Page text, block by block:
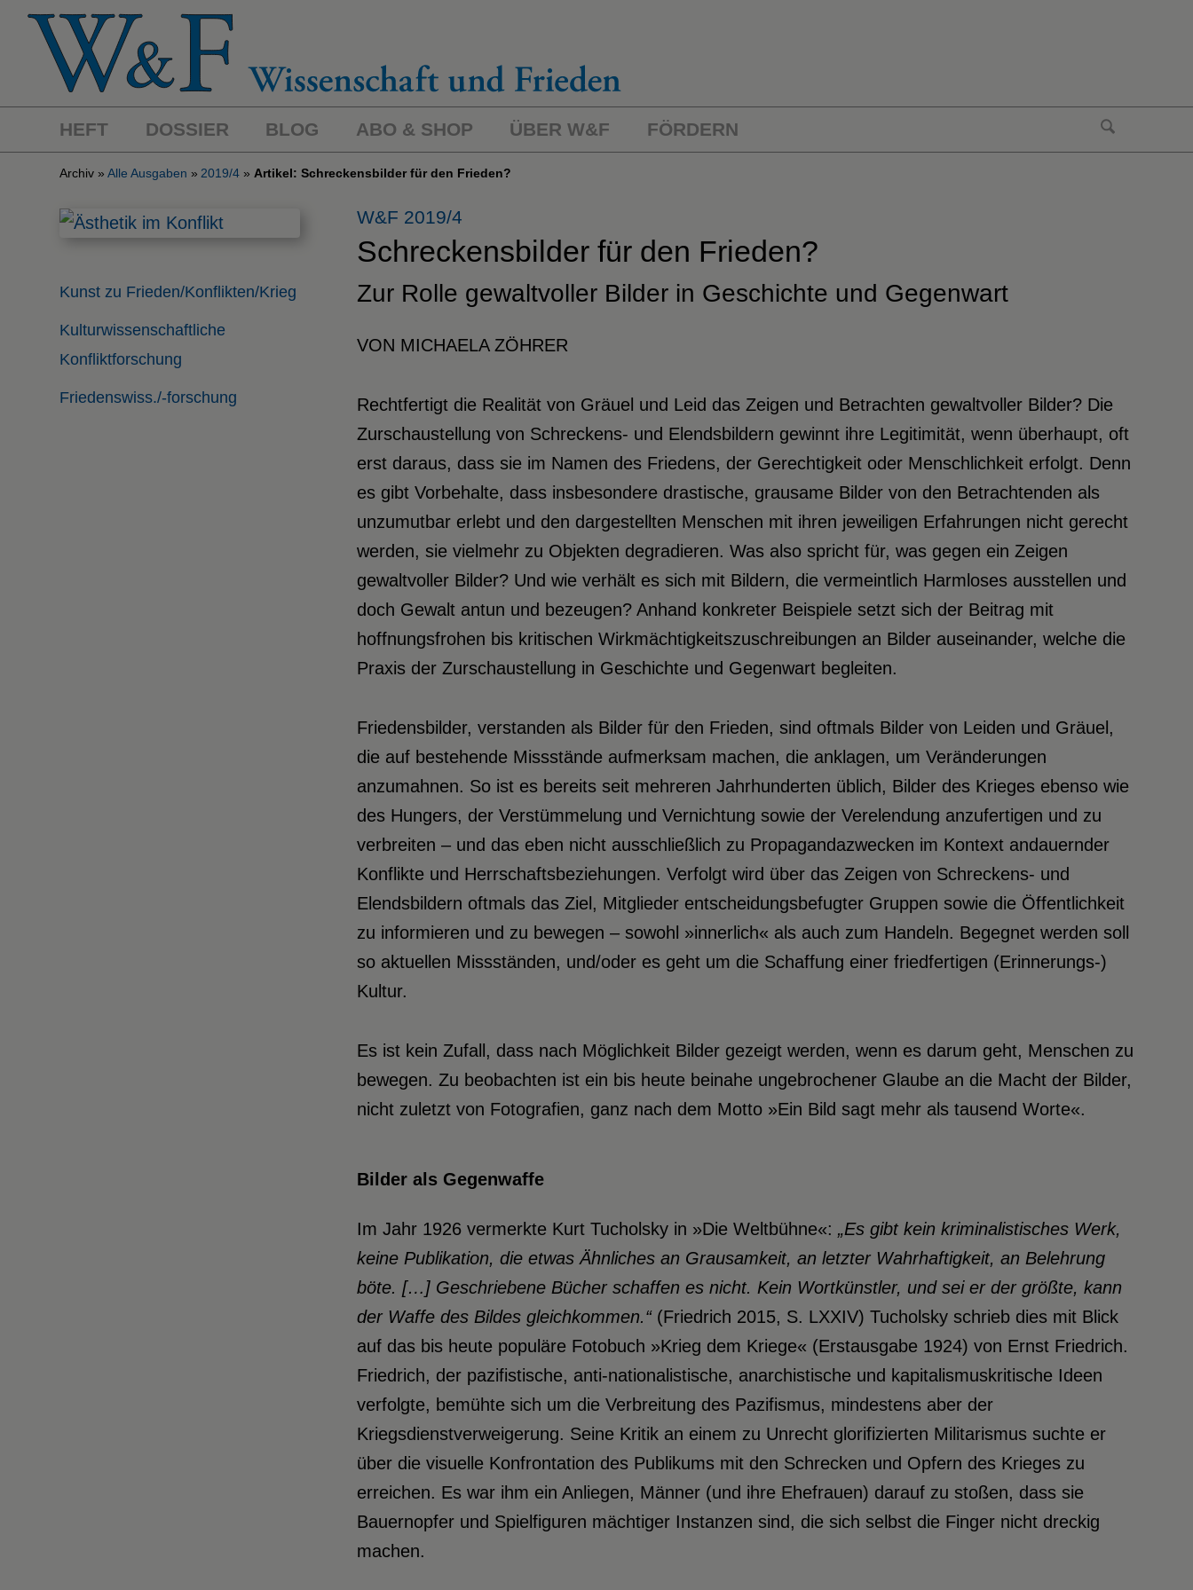
HEFT DOSSIER BLOG ABO & SHOP ÜBER W&F FÖRDERN
Archiv Alle Ausgaben 2019/4 Artikel: Schreckensbilder für den Frieden?
Friedenswiss./-forschung
Kulturwissenschaftliche
Konfliktforschung
Kunst zu Frieden/Konflikten/Krieg
W&F 2019/4
Schreckensbilder für den Frieden?
Zur Rolle gewaltvoller Bilder in Geschichte und Gegenwart
VON MICHAELA ZÖHRER
Rechtfertigt die Realität von Gräuel und Leid das Zeigen und Betrachten gewaltvoller Bilder? Die
Zurschaustellung von Schreckens- und Elendsbildern gewinnt ihre Legitimität, wenn überhaupt, oft
erst daraus, dass sie im Namen des Friedens, der Gerechtigkeit oder Menschlichkeit erfolgt. Denn
es gibt Vorbehalte, dass insbesondere drastische, grausame Bilder von den Betrachtenden als
unzumutbar erlebt und den dargestellten Menschen mit ihren jeweiligen Erfahrungen nicht gerecht
werden, sie vielmehr zu Objekten degradieren. Was also spricht für, was gegen ein Zeigen
gewaltvoller Bilder? Und wie verhält es sich mit Bildern, die vermeintlich Harmloses ausstellen und
doch Gewalt antun und bezeugen? Anhand konkreter Beispiele setzt sich der Beitrag mit
hoffnungsfrohen bis kritischen Wirkmächtigkeitszuschreibungen an Bilder auseinander, welche die
Praxis der Zurschaustellung in Geschichte und Gegenwart begleiten.
Friedensbilder, verstanden als Bilder für den Frieden, sind oftmals Bilder von Leiden und Gräuel,
die auf bestehende Missstände aufmerksam machen, die anklagen, um Veränderungen
anzumahnen. So ist es bereits seit mehreren Jahrhunderten üblich, Bilder des Krieges ebenso wie
des Hungers, der Verstümmelung und Vernichtung sowie der Verelendung anzufertigen und zu
verbreiten – und das eben nicht ausschließlich zu Propagandazwecken im Kontext andauernder
Konflikte und Herrschaftsbeziehungen. Verfolgt wird über das Zeigen von Schreckens- und
Elendsbildern oftmals das Ziel, Mitglieder entscheidungsbefugter Gruppen sowie die Öffentlichkeit
zu informieren und zu bewegen – sowohl »innerlich« als auch zum Handeln. Begegnet werden soll
so aktuellen Missständen, und/oder es geht um die Schaffung einer friedfertigen (Erinnerungs-)
Kultur.
Es ist kein Zufall, dass nach Möglichkeit Bilder gezeigt werden, wenn es darum geht, Menschen zu
bewegen. Zu beobachten ist ein bis heute beinahe ungebrochener Glaube an die Macht der Bilder,
nicht zuletzt von Fotografien, ganz nach dem Motto »Ein Bild sagt mehr als tausend Worte«.
Bilder als Gegenwaffe
Im Jahr 1926 vermerkte Kurt Tucholsky in »Die Weltbühne«: „Esgibt kein kriminalistisches Werk,
keine Publikation, die etwas Ähnliches an Grausamkeit, an letzter Wahrhaftigkeit, an Belehrung
böte. […] Geschriebene Bücher schaffen es nicht. Kein Wortkünstler, und sei er der größte, kann
der Waffe des Bildes gleichkommen.“(Friedrich 2015, S. LXXIV) Tucholsky schrieb dies mit Blick
auf das bis heute populäre Fotobuch »Krieg dem Kriege« (Erstausgabe 1924) von Ernst Friedrich.
Friedrich, der pazifistische, anti-nationalistische, anarchistische und kapitalismuskritische Ideen
verfolgte, bemühte sich um die Verbreitung des Pazifismus, mindestens aber der
Kriegsdienstverweigerung. Seine Kritik an einem zu Unrecht glorifizierten Militarismus suchte er
über die visuelle Konfrontation des Publikums mit den Schrecken und Opfern des Krieges zu
erreichen. Es war ihm ein Anliegen, Männer (und ihre Ehefrauen) darauf zu stoßen, dass sie
Bauernopfer und Spielfiguren mächtiger Instanzen sind, die sich selbst die Finger nicht dreckig
machen.